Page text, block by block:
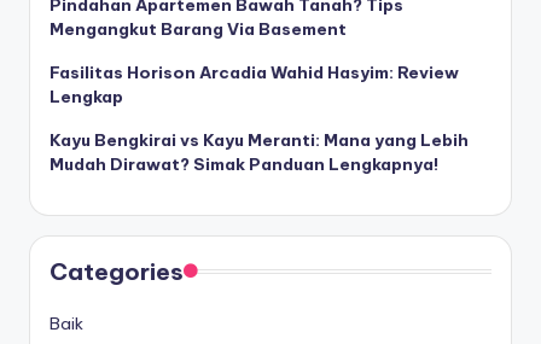
Pindahan Apartemen Bawah Tanah? Tips
Mengangkut Barang Via Basement
Fasilitas Horison Arcadia Wahid Hasyim: Review
Lengkap
Kayu Bengkirai vs Kayu Meranti: Mana yang Lebih
Mudah Dirawat? Simak Panduan Lengkapnya!
Categories
Baik